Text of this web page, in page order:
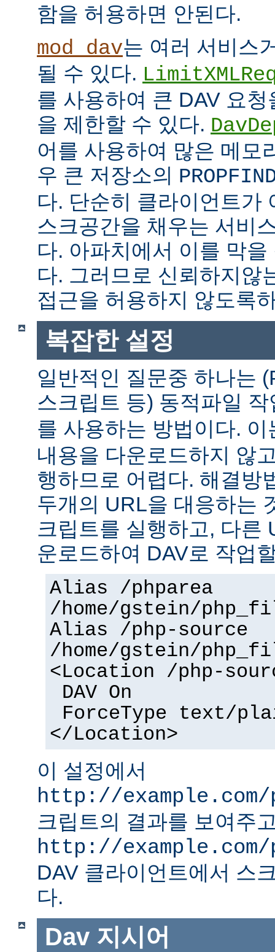
함을 허용하면 안된다.
mod_dav는 여러 서비스
될 수 있다.
를 사용하여 큰 DAV 요
을 제한할 수 있다.
어를 사용하여 많은 메모
우 큰 저장소의
다. 단순히 클라이언트가
스크공간을 채우는 서비
다. 아파치에서 이를 막
다. 그러므로 신뢰하지않
접근을 허용하지 않도록
복잡한 설정
일반적인 질문중 하나는
스크립트 등) 동적파일
를 사용하는 방법이다.
내용을 다운로드하지 않
행하므로 어렵다. 해결방
두개의 URL을 대응하는
크립트를 실행하고, 다른
운로드하여 DAV로 작업
Alias /phparea
/home/gstein/
Alias /php-source
/home/gstein/
<Location /php-
DAV On
ForceType text/
</Location>
이 설정에서
http://example.com/
크립트의 결과를 보여주
http://example.com/
DAV 클라이언트에서 스
다.
Dav 지시어